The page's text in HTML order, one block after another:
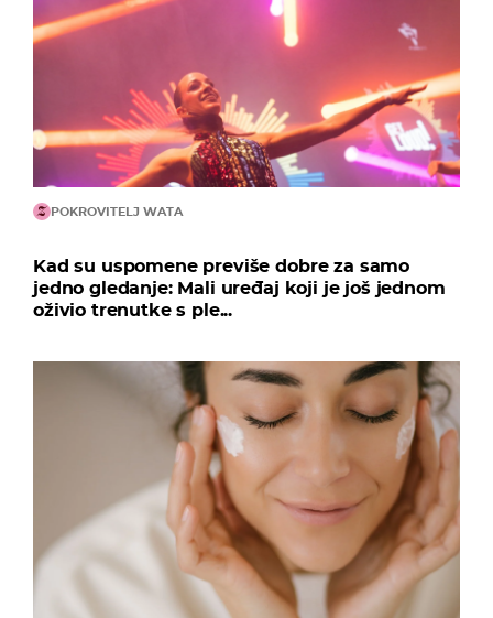
POKROVITELJ WATA
Kad su uspomene previše dobre za samo
jedno gledanje: Mali uređaj koji je još jednom
oživio trenutke s ple...